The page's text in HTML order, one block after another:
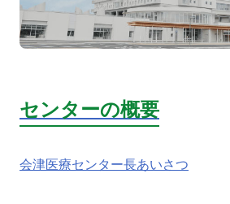
寄附 お問い合わせ
センターの概要
会津医療センター長あいさつ